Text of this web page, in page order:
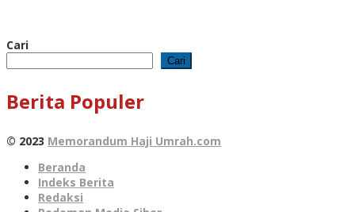
Cari
Cari
Berita Populer
© 2023 Memorandum Haji Umrah.com
Beranda
Indeks Berita
Redaksi